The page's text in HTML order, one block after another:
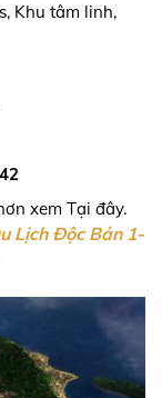
Khu tâm linh,
xem Tại đây.
Lịch Độc Bản 1-